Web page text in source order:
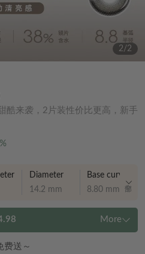
2/2
酷来袭，2片装性价比更高，新手
Diameter
14.2 mm
Base curve
8.80 mm
More
费送～